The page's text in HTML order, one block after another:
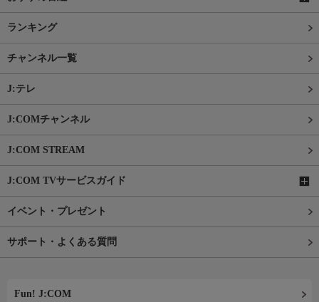
ランキング
チャンネル一覧
J:テレ
J:COMチャンネル
J:COM STREAM
J:COM TVサービスガイド
イベント・プレゼント
サポート・よくある質問
Fun! J:COM